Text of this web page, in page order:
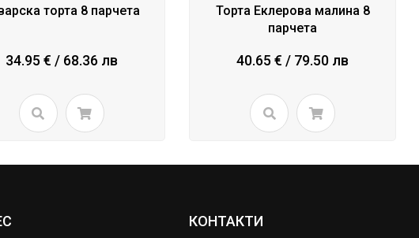
торта 8 парчета
34.95 € / 68.36 лв
Торта Еклерова малина 8
парчета
40.65 € / 79.50 лв
КОНТАКТИ